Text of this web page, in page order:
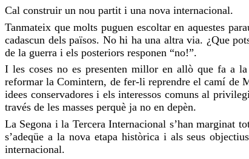
Cal construir un nou partit i una nova internacional.
Tanmateix que molts puguen escoltar en aquestes
cadascun dels països. No hi ha una altra via. ¿Que
de la guerra i els posteriors responen “no!”.
I les coses no es presenten millor en allò que fa a
reformar la Comintern, de fer-li reprendre el camí de
idees conservadores i els interessos comuns al
través de les masses perquè ja no en depèn.
La Segona i la Tercera Internacional s’han marginat
s’adeqüe a la nova etapa històrica i als seus
internacional.